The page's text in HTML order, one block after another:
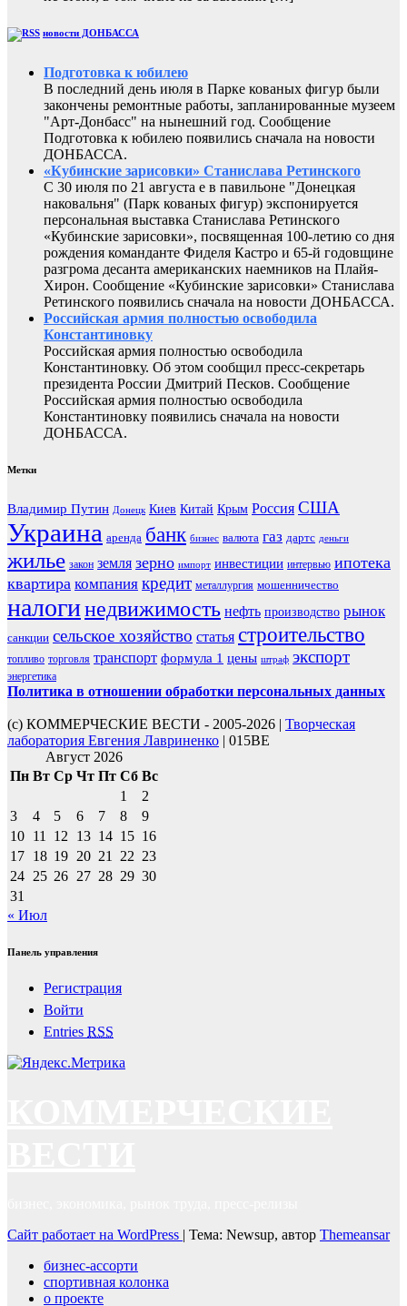
новости ДОНБАССА
Подготовка к юбилею
В последний день июля в Парке кованых фигур были
закончены ремонтные работы, запланированные музеем
"Арт-Донбасс" на нынешний год. Сообщение
Подготовка к юбилею появились сначала на новости
ДОНБАССА.
«Кубинские зарисовки» Станислава Ретинского
С 30 июля по 21 августа е в павильоне "Донецкая
наковальня" (Парк кованых фигур) экспонируется
персональная выставка Станислава Ретинского
«Кубинские зарисовки», посвященная 100-летию со дня
рождения команданте Фиделя Кастро и 65-й годовщине
разгрома десанта американских наемников на Плайя-
Хирон. Сообщение «Кубинские зарисовки» Станислава
Ретинского появились сначала на новости ДОНБАССА.
Российская армия полностью освободила
Константиновку
Российская армия полностью освободила
Константиновку. Об этом сообщил пресс-секретарь
президента России Дмитрий Песков. Сообщение
Российская армия полностью освободила
Константиновку появились сначала на новости
ДОНБАССА.
Метки
Владимир Путин Донецк Киев Китай Крым Россия США
Украина аренда банк бизнес валюта газ дартс деньги
жилье закон земля зерно импорт инвестиции интервью ипотека
квартира компания кредит металлургия мошенничество
налогинедвижимость нефть производство рынок
санкции сельское хозяйство статья строительство
топливо торговля транспорт формула 1 цены штраф экспорт
энергетика
Политика в отношении обработки персональных данных
(с) КОММЕРЧЕСКИЕ ВЕСТИ - 2005-2026 | Творческая
лаборатория Евгения Лавриненко | 015BE
Август 2026
Пн Вт Ср Чт Пт Сб Вс
1
2
3
4 5 6 7 8
9
10 11 12 13 14 15 16
17 18 19 20 21 22 23
24 25 26 27 28 29 30
31
« Июл
Панель управления
Регистрация
Войти
Entries RSS
Сайт работает на WordPress | Тема: Newsup, автор Themeansar
бизнес-ассорти
спортивная колонка
о проекте